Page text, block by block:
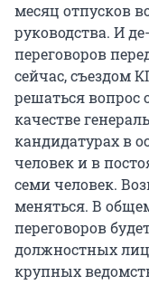
месяц отпусков
руководства. И
переговоров
сейчас, съездом
решаться вопрос
качестве
кандидатурах в
человек и в
семи человек.
меняться. В
переговоров
должностных
крупных